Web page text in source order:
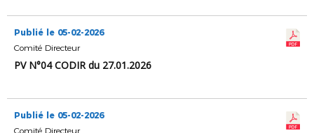
Publié le 05-02-2026
Comité Directeur
PV N°04 CODIR du 27.01.2026
Publié le 05-02-2026
Comité Directeur